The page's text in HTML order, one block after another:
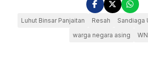
Luhut Binsar Panjaitan Resah Sandiaga
warga negara asing